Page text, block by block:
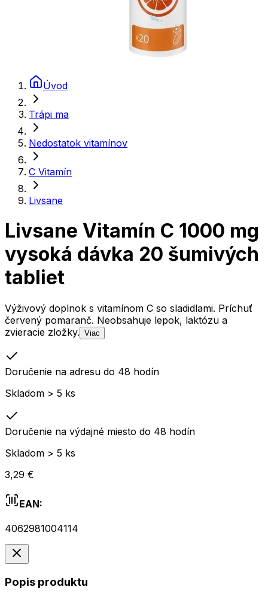
Úvod
Trápi ma
Nedostatok vitamínov
C Vitamín
Livsane
Livsane Vitamín C 1000 mg
vysoká dávka 20 šumivých
tabliet
Výživový doplnok s vitamínom C so sladidlami. Príchuť
červený pomaranč. Neobsahuje lepok, laktózu a
zvieracie zložky. Viac
Doručenie na adresu do 48 hodín
Skladom > 5 ks
Doručenie na výdajné miesto do 48 hodín
Skladom > 5 ks
3,29 €
EAN:
4062981004114
Popis produktu